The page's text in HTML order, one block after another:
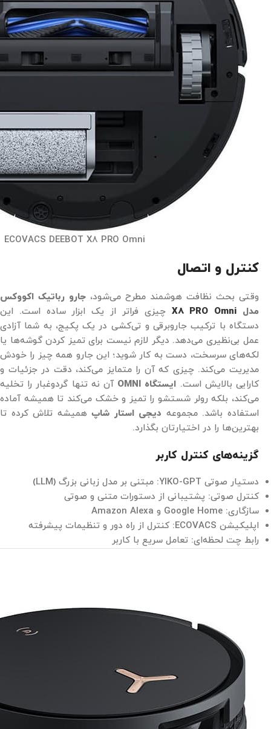
ECOVACS DEEBOT X8 PRO Omni
کنترل و اتصال
وقتی بحث نظافت هوشمند مطرح می‌شود، جارو رباتیک اکووکس
مدل X8 PRO Omni چیزی فراتر از یک ابزار ساده است. این
دستگاه با ترکیب جاروبرقی و تی‌کشی در یک پکیج، به شما آزادی
عمل بی‌نظیری می‌دهد. دیگر لازم نیست برای تمیز کردن گوشه‌ها یا
لکه‌های سرسخت، دست به کار شوید؛ این جارو همه چیز را خودش
مدیریت می‌کند. چیزی که آن را متمایز می‌کند، دقت در جزئیات و
کارایی بالایش است. ایستگاه OMNI
آن نه تنها گردوغبار را تخلیه
می‌کند، بلکه رولر شستشو را تمیز و خشک می‌کند تا همیشه آماده
استفاده باشد. مجموعه دیجی استار شاپهمیشه تلاش کرده تا
بهترین‌ها را در اختیارتان بگذارد.
گزینه‌های کنترل کاربر
دستیار صوتی YIKO-GPT: مبتنی بر مدل زبانی بزرگ (LLM)
کنترل صوتی: پشتیبانی از دستورات متنی و صوتی
سازگاری: Google Home و Amazon Alexa
اپلیکیشن ECOVACS: کنترل از راه دور و تنظیمات پیشرفته
رابط چت لحظه‌ای: تعامل سریع با کاربر